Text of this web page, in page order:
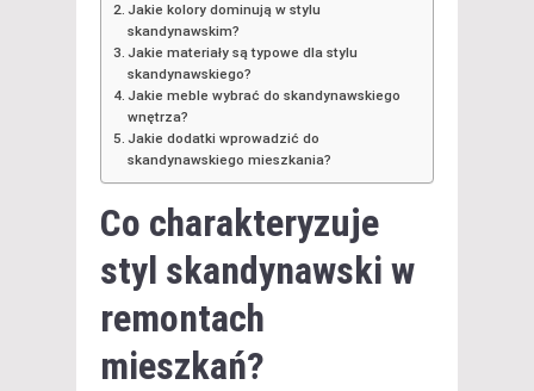
Jakie kolory dominują w stylu
skandynawskim?
Jakie materiały są typowe dla stylu
skandynawskiego?
Jakie meble wybrać do skandynawskiego
wnętrza?
Jakie dodatki wprowadzić do
skandynawskiego mieszkania?
Co charakteryzuje
styl skandynawski w
remontach
mieszkań?